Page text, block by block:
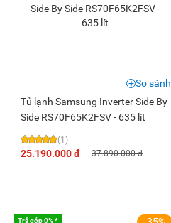
Tủ lạnh Samsung Inverter Side By
Side RS70F65K2FSV - 635 lít
(1)
25.190.000 đ 37.890.000 đ
So sánh
Trả góp 0% *